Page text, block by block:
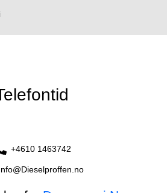
+4610 1463742